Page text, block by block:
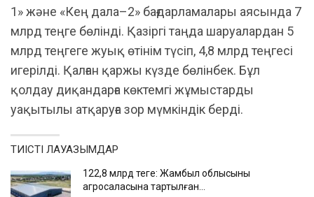
1» және «Кең дала–2» бағдарламалары аясында 7
млрд теңге бөлінді. Қазіргі таңда шаруалардан 5
млрд теңгеге жуық өтінім түсіп, 4,8 млрд теңгесі
игерілді. Қалған қаржы күзде бөлінбек. Бұл
қолдау диқандарға көктемгі жұмыстарды
уақытылы атқаруға зор мүмкіндік берді.
ТИІСТІ ЛАУАЗЫМДАР
122,8 млрд теңге: Жамбыл облысының
агросаласына тартылған…